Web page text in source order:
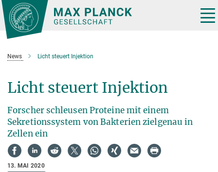
Hauptinhalt
News Licht steuert Injektion
Licht steuert Injektion
Forscher schleusen Proteine mit einem
Sekretionssystem von Bakterien zielgenau in
Zellen ein
13. MAI 2020